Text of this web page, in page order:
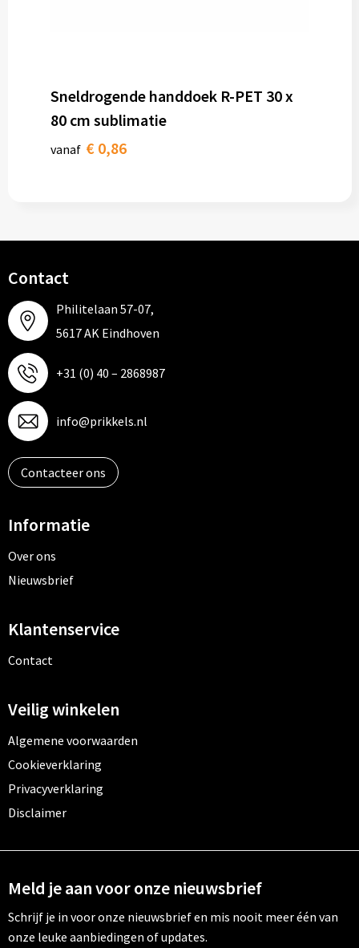
Sneldrogende handdoek R-PET 30 x
80 cm sublimatie
vanaf € 0,86
Contact
Philitelaan 57-07,
5617 AK Eindhoven
+31 (0) 40 – 2868987
info@prikkels.nl
Contacteer ons
Informatie
Over ons
Nieuwsbrief
Klantenservice
Contact
Veilig winkelen
Algemene voorwaarden
Cookieverklaring
Privacyverklaring
Disclaimer
Meld je aan voor onze nieuwsbrief
Schrijf je in voor onze nieuwsbrief en mis nooit meer één van
onze leuke aanbiedingen of updates.